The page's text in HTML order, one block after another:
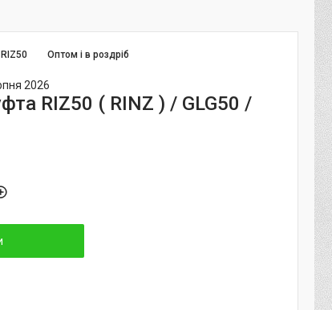
Оптом і в роздріб
RIZ50
2026
RIZ50 ( RINZ ) / GLG50 /